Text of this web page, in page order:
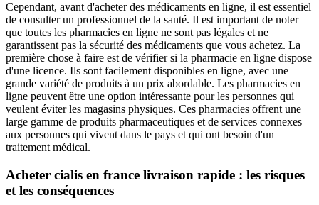
Cependant, avant d'acheter des médicaments en ligne, il est essentiel
de consulter un professionnel de la santé. Il est important de noter
que toutes les pharmacies en ligne ne sont pas légales et ne
garantissent pas la sécurité des médicaments que vous achetez. La
première chose à faire est de vérifier si la pharmacie en ligne dispose
d'une licence. Ils sont facilement disponibles en ligne, avec une
grande variété de produits à un prix abordable. Les pharmacies en
ligne peuvent être une option intéressante pour les personnes qui
veulent éviter les magasins physiques. Ces pharmacies offrent une
large gamme de produits pharmaceutiques et de services connexes
aux personnes qui vivent dans le pays et qui ont besoin d'un
traitement médical.
Acheter cialis en france livraison rapide : les risques
et les conséquences